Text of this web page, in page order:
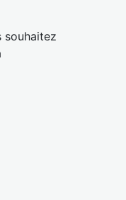
souhaitez